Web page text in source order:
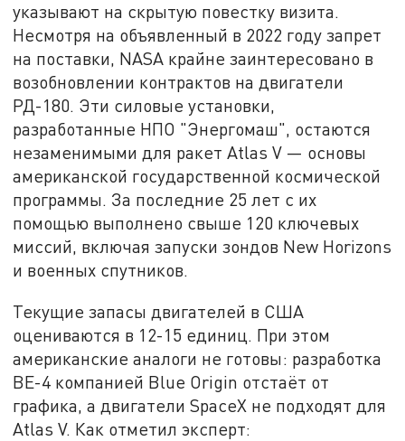
указывают на скрытую повестку визита.
Несмотря на объявленный в 2022 году запрет
на поставки, NASA крайне заинтересовано в
возобновлении контрактов на двигатели
РД-180. Эти силовые установки,
разработанные НПО "Энергомаш", остаются
незаменимыми для ракет Atlas V — основы
американской государственной космической
программы. За последние 25 лет с их
помощью выполнено свыше 120 ключевых
миссий, включая запуски зондов New Horizons
и военных спутников.
Текущие запасы двигателей в США
оцениваются в 12-15 единиц. При этом
американские аналоги не готовы: разработка
BE-4 компанией Blue Origin отстаёт от
графика, а двигатели SpaceX не подходят для
Atlas V. Как отметил эксперт: